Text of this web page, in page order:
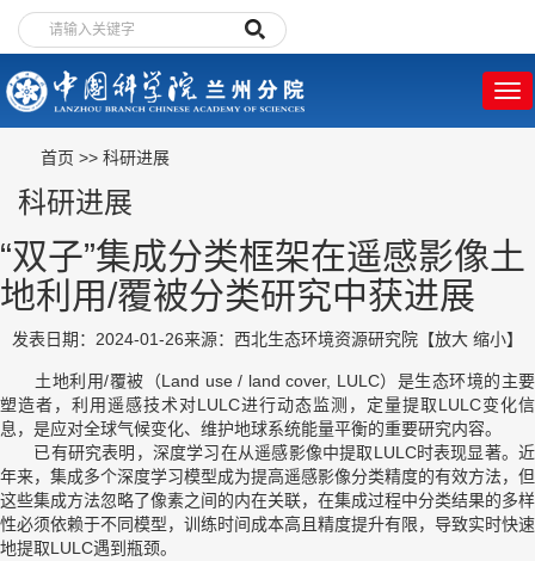
首页 >> 科研进展
科研进展
“双子”集成分类框架在遥感影像土
地利用/覆被分类研究中获进展
发表日期：2024-01-26来源：西北生态环境资源研究院 【放大 缩小】
土地利用/覆被（Land use / land cover, LULC）是生态环境的主要
塑造者，利用遥感技术对LULC进行动态监测，定量提取LULC变化信
息，是应对全球气候变化、维护地球系统能量平衡的重要研究内容。
已有研究表明，深度学习在从遥感影像中提取LULC时表现显著。近
年来，集成多个深度学习模型成为提高遥感影像分类精度的有效方法，但
这些集成方法忽略了像素之间的内在关联，在集成过程中分类结果的多样
性必须依赖于不同模型，训练时间成本高且精度提升有限，导致实时快速
地提取LULC遇到瓶颈。